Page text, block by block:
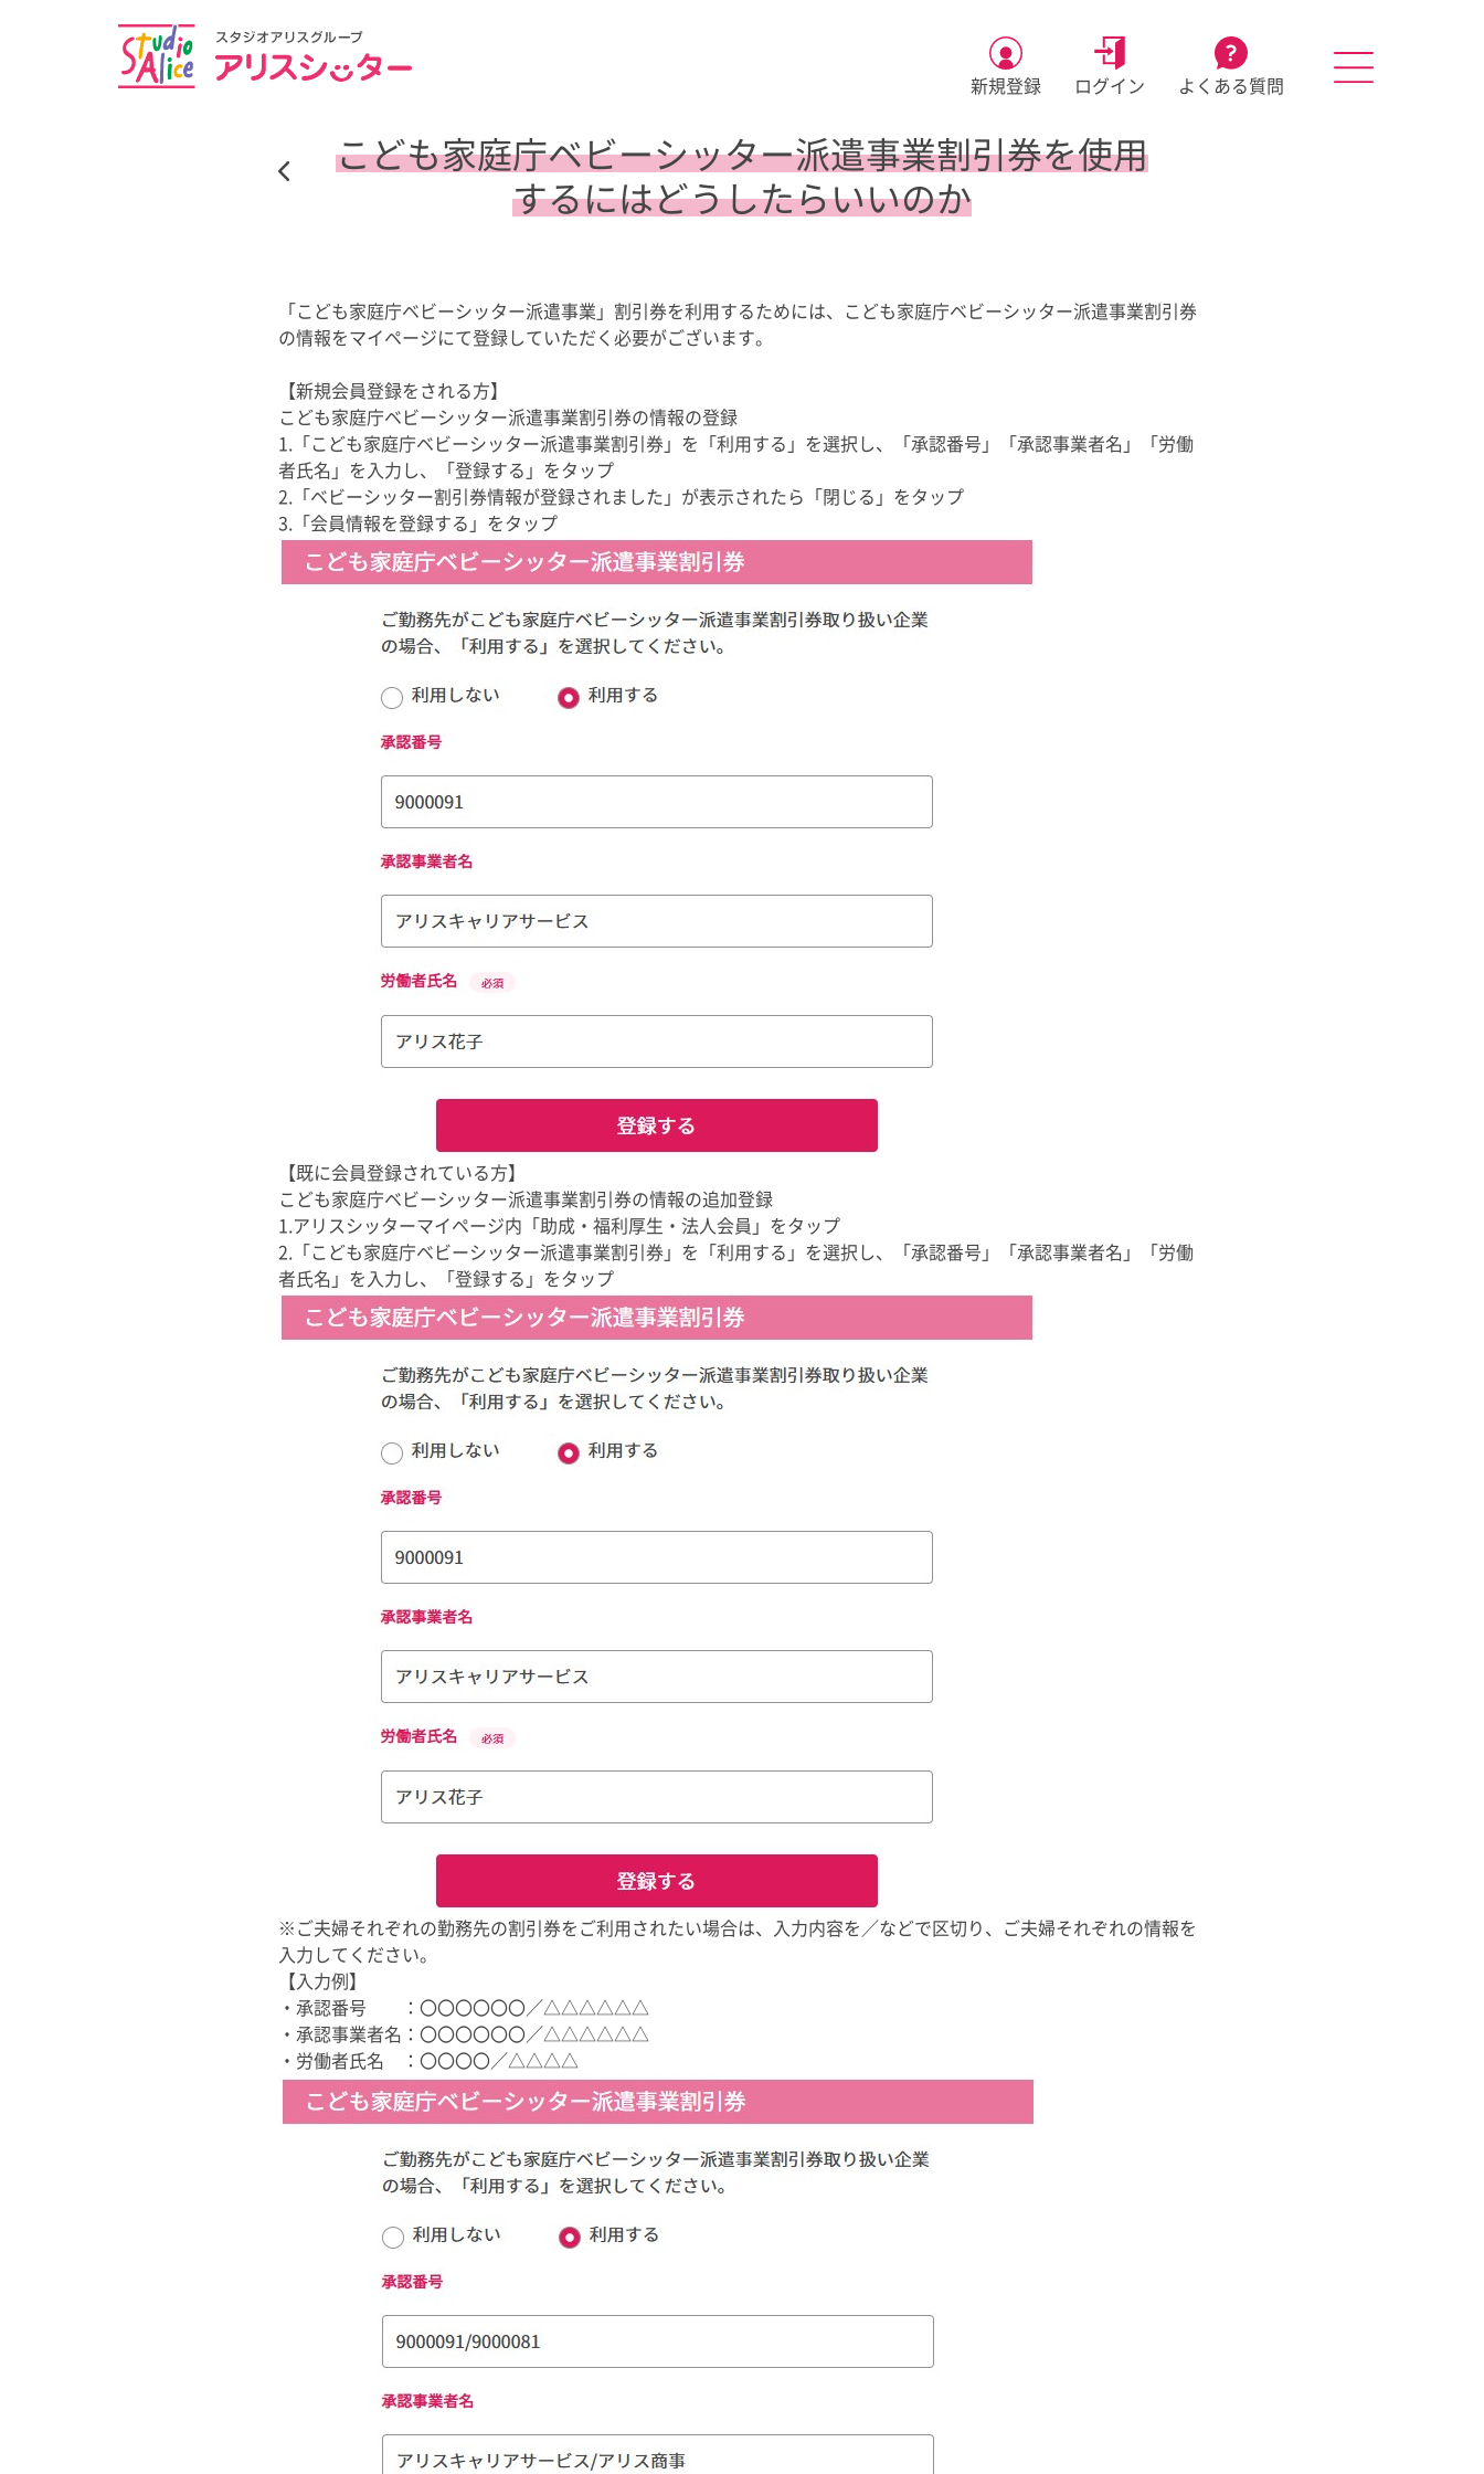
新規登録 ログイン よくある質問
こども家庭庁ベビーシッター派遣事業割引券を使用
するにはどうしたらいいのか
「こども家庭庁ベビーシッター派遣事業」割引券を利用するためには、こども家庭庁ベビーシッター派遣事業割引券
の情報をマイページにて登録していただく必要がございます。
【新規会員登録をされる方】
こども家庭庁ベビーシッター派遣事業割引券の情報の登録
1.「こども家庭庁ベビーシッター派遣事業割引券」を「利用する」を選択し、「承認番号」「承認事業者名」「労働
者氏名」を入力し、「登録する」をタップ
2.「ベビーシッター割引券情報が登録されました」が表示されたら「閉じる」をタップ
3.「会員情報を登録する」をタップ
【既に会員登録されている方】
こども家庭庁ベビーシッター派遣事業割引券の情報の追加登録
1.アリスシッターマイページ内「助成・福利厚生・法人会員」をタップ
2.「こども家庭庁ベビーシッター派遣事業割引券」を「利用する」を選択し、「承認番号」「承認事業者名」「労働
者氏名」を入力し、「登録する」をタップ
※ご夫婦それぞれの勤務先の割引券をご利用されたい場合は、入力内容を／などで区切り、ご夫婦それぞれの情報を
入力してください。
【入力例】
・承認番号 ：〇〇〇〇〇〇／△△△△△△
・承認事業者名：〇〇〇〇〇〇／△△△△△△
・労働者氏名 ：〇〇〇〇／△△△△